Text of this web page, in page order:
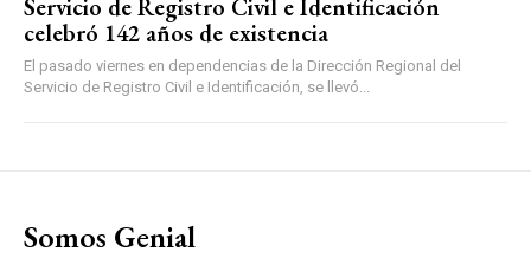
Servicio de Registro Civil e Identificación
celebró 142 años de existencia
El pasado viernes en dependencias de la Dirección Regional del
Servicio de Registro Civil e Identificación, se llevó...
Somos Genial